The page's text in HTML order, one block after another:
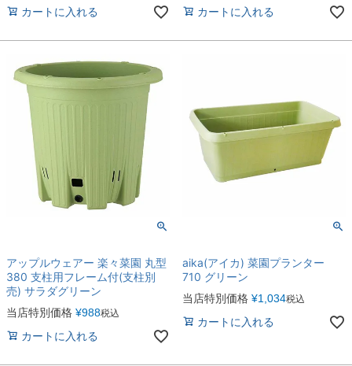
カートに入れる カートに入れる
アップルウェアー 楽々菜園 丸型
380 支柱用フレーム付(支柱別
売) サラダグリーン
当店特別価格 ¥988税込
カートに入れる
aika(アイカ) 菜園プランター
710 グリーン
当店特別価格 ¥1,034税込
カートに入れる